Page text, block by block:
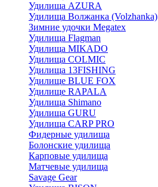
Удилища AZURA
Удилища Волжанка (Volzhanka)
Зимние удочки Megatex
Удилища Flagman
Удилища MIKADO
Удилища COLMIC
Удилища 13FISHING
Удилище BLUE FOX
Удилище RAPALA
Удилища Shimano
Удилища GURU
Удилища CARP PRO
Фидерные удилища
Болонские удилища
Карповые удилища
Матчевые удилища
Savage Gear